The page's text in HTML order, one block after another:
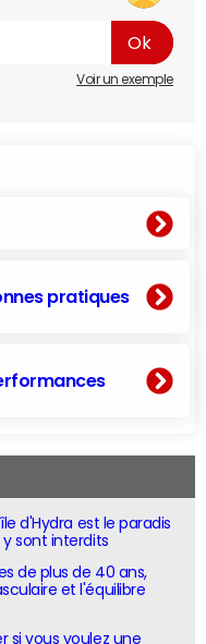
Voir un exemple
pratiques
d'Hydra est le paradis
sont interdits
de plus de 40 ans,
et l'équilibre
si vous voulez une